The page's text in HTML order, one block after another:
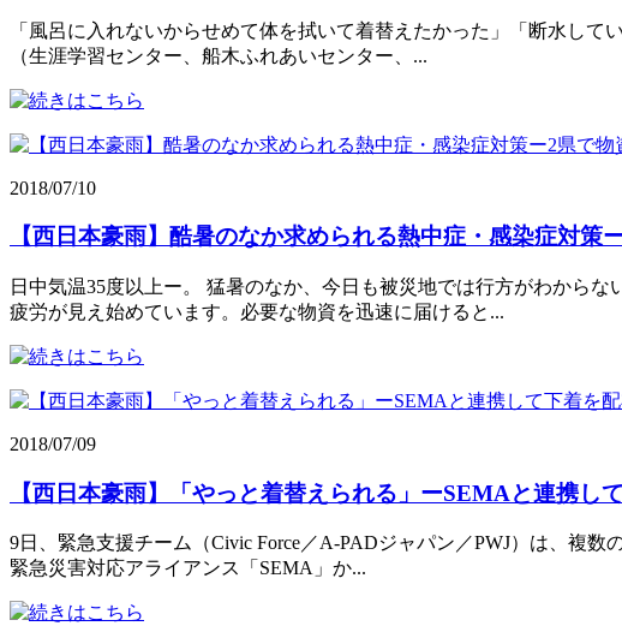
「風呂に入れないからせめて体を拭いて着替えたかった」「断水し
（生涯学習センター、船木ふれあいセンター、...
2018/07/10
【西日本豪雨】酷暑のなか求められる熱中症・感染症対策
日中気温35度以上ー。 猛暑のなか、今日も被災地では行方がわから
疲労が見え始めています。必要な物資を迅速に届けると...
2018/07/09
【西日本豪雨】「やっと着替えられる」ーSEMAと連携し
9日、緊急支援チーム（Civic Force／A-PADジャパン／PWJ）は、複
緊急災害対応アライアンス「SEMA」か...